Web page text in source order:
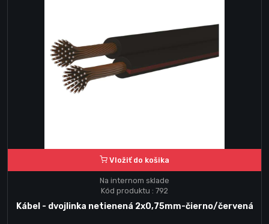
Vložiť do košika
Na internom sklade
Kód produktu : 792
Kábel - dvojlinka netienená 2x0,75mm-čierno/červená